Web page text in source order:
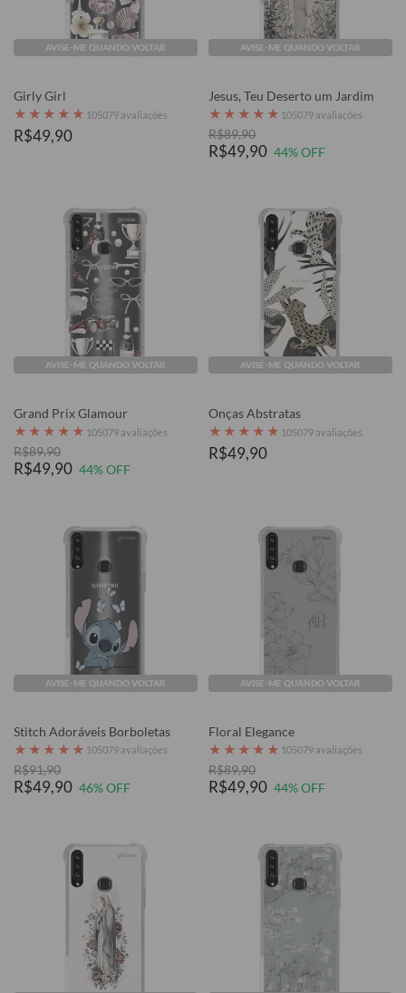
AVISE-ME QUANDO VOLTAR
Girly Girl
★ ★ ★ ★ ★ 105079 avaliações
R$49,90
AVISE-ME QUANDO VOLTAR
Jesus, Teu Deserto um Jardim
★ ★ ★ ★ ★ 105079 avaliações
R$89,90
R$49,90 44% OFF
AVISE-ME QUANDO VOLTAR
Grand Prix Glamour
★ ★ ★ ★ ★ 105079 avaliações
R$89,90
R$49,90 44% OFF
AVISE-ME QUANDO VOLTAR
Onças Abstratas
★ ★ ★ ★ ★ 105079 avaliações
R$49,90
AVISE-ME QUANDO VOLTAR
Stitch Adoráveis Borboletas
★ ★ ★ ★ ★ 105079 avaliações
R$91,90
R$49,90 46% OFF
AVISE-ME QUANDO VOLTAR
Floral Elegance
★ ★ ★ ★ ★ 105079 avaliações
R$89,90
R$49,90 44% OFF